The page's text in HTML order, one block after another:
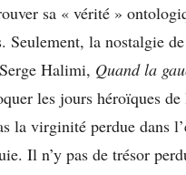
sa « vérité »
Seulement, la nostalgie
Halimi, Quand la
les jours héroïques
la virginité perdue dans
Il n’y pas de trésor